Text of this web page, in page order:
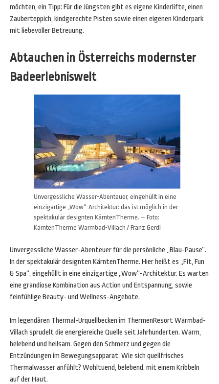
möchten, ein Tipp: Für die Jüngsten gibt es eigene Kinderlifte, einen
Zauberteppich, kindgerechte Pisten sowie einen eigenen Kinderpark
mit liebevoller Betreuung.
Abtauchen in Österreichs modernster
Badeerlebniswelt
Unvergessliche Wasser-Abenteuer, eingehüllt in eine
einzigartige „Wow“-Architektur: das ist möglich in der
spektakulär designten KärntenTherme. – Foto:
KärntenTherme Warmbad-Villach / Franz Gerdl
Unvergessliche Wasser-Abenteuer für die persönliche „Blau-Pause“.
In der spektakulär designten KärntenTherme. Hier heißt es „Fit, Fun
& Spa“, eingehüllt in eine einzigartige „Wow“-Architektur. Es warten
eine grandiose Kombination aus Action und Entspannung, sowie
feinfühlige Beauty- und Wellness-Angebote.
Im legendären Thermal-Urquellbecken im ThermenResort Warmbad-
Villach sprudelt die energiereiche Quelle seit Jahrhunderten. Warm,
belebend und heilsam. Gegen den Schmerz und gegen die
Entzündungen im Bewegungsapparat. Wie sich quellfrisches
Thermalwasser anfühlt? Wohltuend, belebend, mit einem Kribbeln
auf der Haut.